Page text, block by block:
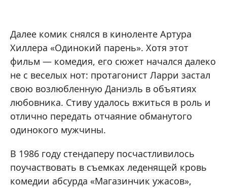
Далее комик снялся в киноленте Артура
Хиллера «Одинокий парень». Хотя этот
фильм — комедия, его сюжет начался далеко
не с веселых нот: протагонист Ларри застал
свою возлюбленную Даниэль в объятиях
любовника. Стиву удалось вжиться в роль и
отлично передать отчаяние обманутого
одинокого мужчины.
В 1986 году стендаперу посчастливилось
поучаствовать в съемках леденящей кровь
комедии абсурда «Магазинчик ужасов»,